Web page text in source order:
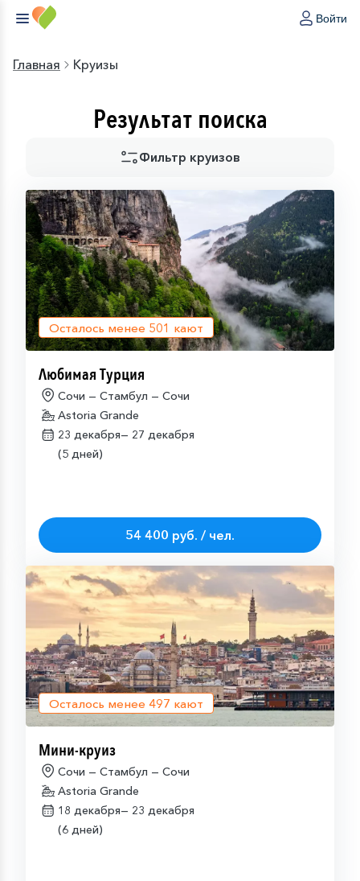
Войти
Главная Круизы
Результат поиска
Фильтр круизов
Осталось менее 501 кают
Любимая Турция
Сочи — Стамбул — Сочи
Astoria Grande
23 декабря— 27 декабря
(5 дней)
54 400 руб. / чел.
Осталось менее 497 кают
Мини-круиз
Сочи — Стамбул — Сочи
Astoria Grande
18 декабря— 23 декабря
(6 дней)